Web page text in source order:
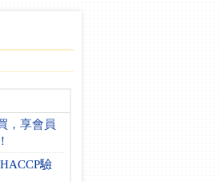
了一艘遊艇
，享會員
驗